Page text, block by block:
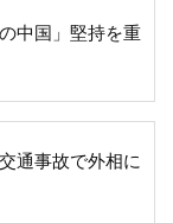
中国」堅持を重
通事故で外相に